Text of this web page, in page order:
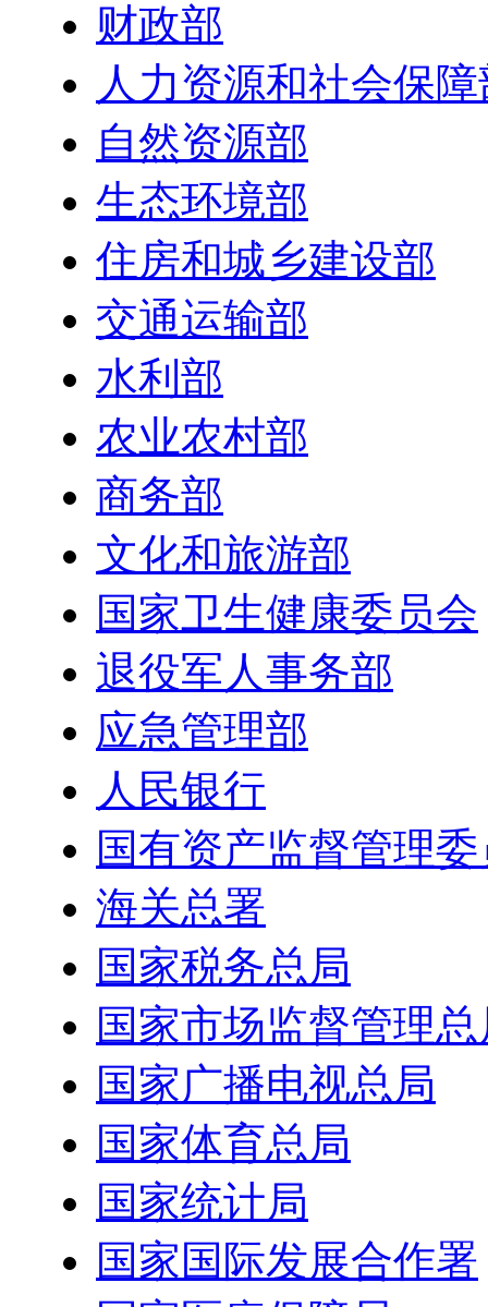
财政部
人力资源和社会保
自然资源部
生态环境部
住房和城乡建设部
交通运输部
水利部
农业农村部
商务部
文化和旅游部
国家卫生健康委员会
退役军人事务部
应急管理部
人民银行
国有资产监督管理
海关总署
国家税务总局
国家市场监督管理
国家广播电视总局
国家体育总局
国家统计局
国家国际发展合作署